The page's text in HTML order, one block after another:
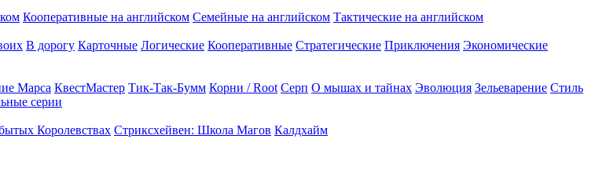
Кооперативные на английском Семейные на английском Тактические на английском
В дорогу Карточные Логические Кооперативные Стратегические Приключения Экономические
Марса КвестМастер Тик-Так-Бумм Корни / Root Серп О мышах и тайнах Эволюция Зельеварение Стиль
серии
Королевствах Стриксхейвен: Школа Магов Калдхайм